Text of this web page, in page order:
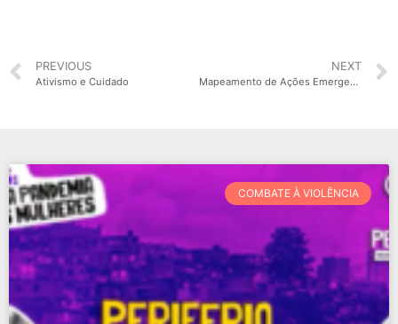
PREVIOUS
Ativismo e Cuidado
NEXT
Mapeamento de Ações Emergenciais de Incidência da Sociedade Civil na Pandemia
COMBATE À VIOLÊNCIA